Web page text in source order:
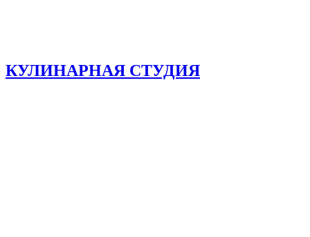
КУЛИНАРНАЯ СТУДИЯ